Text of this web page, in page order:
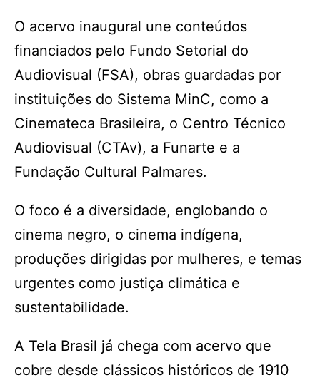
O acervo inaugural une conteúdos
financiados pelo Fundo Setorial do
Audiovisual (FSA), obras guardadas por
instituições do Sistema MinC, como a
Cinemateca Brasileira, o Centro Técnico
Audiovisual (CTAv), a Funarte e a
Fundação Cultural Palmares.
O foco é a diversidade, englobando o
cinema negro, o cinema indígena,
produções dirigidas por mulheres, e temas
urgentes como justiça climática e
sustentabilidade.
A Tela Brasil já chega com acervo que
cobre desde clássicos históricos de 1910